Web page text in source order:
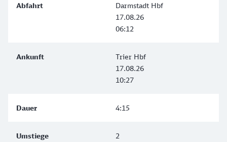
Darmstadt Hbf
17.08.26
06:12
Trier Hbf
17.08.26
10:27
4:15
2